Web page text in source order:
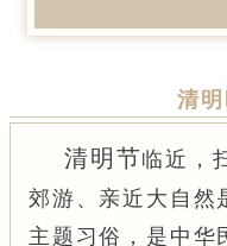
清
清明节临近，
郊游、亲近大自然
主题习俗，是中华